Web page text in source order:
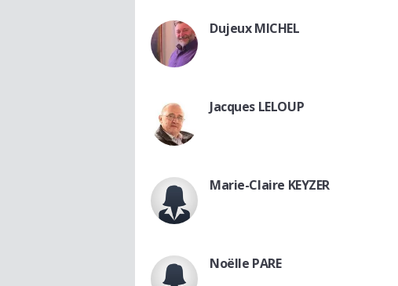
Dujeux MICHEL
Jacques LELOUP
Marie-Claire KEYZER
Noëlle PARE